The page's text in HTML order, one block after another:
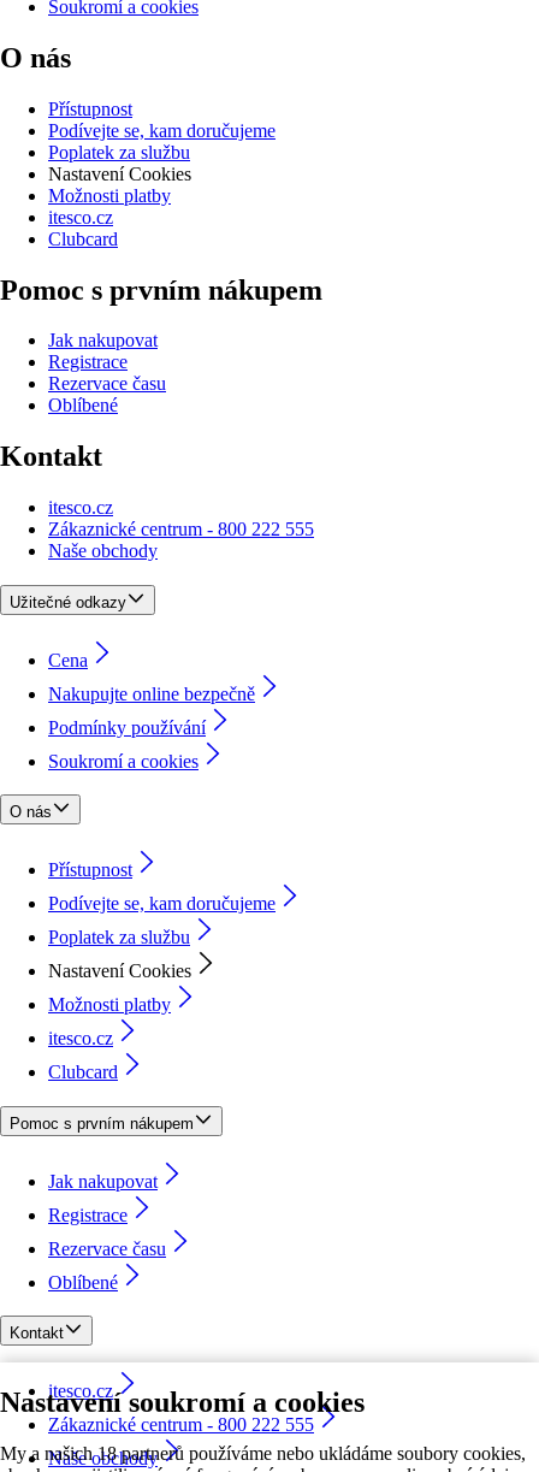
Nastavení soukromí a cookies
My a našich 18 partnerů používáme nebo ukládáme soubory cookies,
Soukromí a cookies
O nás
Přístupnost
Podívejte se, kam doručujeme
Poplatek za službu
Nastavení Cookies
Možnosti platby
itesco.cz
Clubcard
Pomoc s prvním nákupem
Jak nakupovat
Registrace
Rezervace času
Oblíbené
Kontakt
itesco.cz
Zákaznické centrum - 800 222 555
Naše obchody
Užitečné odkazy
Cena
Nakupujte online bezpečně
Podmínky používání
Soukromí a cookies
O nás
Přístupnost
Podívejte se, kam doručujeme
Poplatek za službu
Nastavení Cookies
Možnosti platby
itesco.cz
Clubcard
Pomoc s prvním nákupem
Jak nakupovat
Registrace
Rezervace času
Oblíbené
Kontakt
itesco.cz
Zákaznické centrum - 800 222 555
Naše obchody